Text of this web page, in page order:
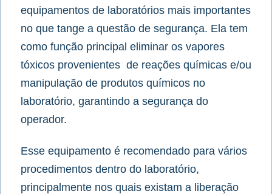
equipamentos de laboratórios mais importantes
no que tange a questão de segurança. Ela tem
como função principal eliminar os vapores
tóxicos provenientes de reações químicas e/ou
manipulação de produtos químicos no
laboratório, garantindo a segurança do
operador.
Esse equipamento é recomendado para vários
procedimentos dentro do laboratório,
principalmente nos quais existam a liberação